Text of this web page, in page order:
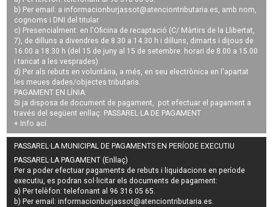
b) Per email: a informacionburjassot@atenciontributaria.es, amb nom,
cognoms i DNI del titular.
c) Presencialment: en l'Oficina de recaptació (C/ Màrtirs de la Llibertat,
7), de dilluns a divendres de 8.30 a 14.30 h i dilluns, dimarts i dijous de
16.00 a 18.30 h (del 15 de juny al 15 de setembre: horari de 8.00 a 15.00
i tancat a les vesprades).
d) Per als rebuts en voluntària, a més, en seu electrònica en l'apartat
les meues dades/objectes tributaris.
PAGAMENT EN LÍNIA:
Si ja disposa de document de pagament, pot efectuar el pagament a
través del següent enllaç: PASSAREL·LA DE PAGAMENT
+ Info ací.
PASSAREL·LA MUNICIPAL DE PAGAMENTS EN PERÍODE EXECUTIU
PASSAREL·LA PAGAMENT (Enllaç)
Per a poder efectuar pagaments derebuts i liquidacions en període
executiu, es podran sol·licitar els documents de pagament:
a) Per telèfon: telefonant al 96 316 05 65.
b) Per email:informacionburjassot@atenciontributaria.es.